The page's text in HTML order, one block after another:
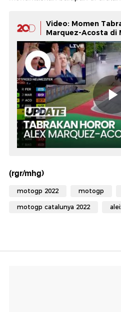
Video: Momen
Marquez-Acosta di
2026
(rgr/mhg)
motogp 2022 motogp
motogp catalunya 2022